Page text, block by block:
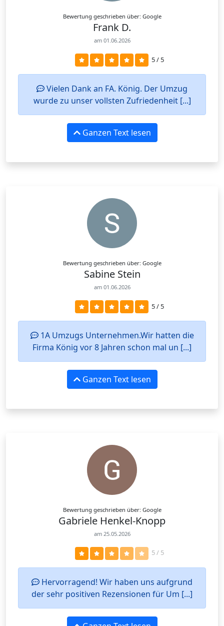
Bewertung geschrieben über: Google
Frank D.
am 01.06.2026
5 / 5
Vielen Dank an FA. König. Der Umzug
wurde zu unser vollsten Zufriedenheit [...]
Ganzen Text lesen
Bewertung geschrieben über: Google
Sabine Stein
am 01.06.2026
5 / 5
1A Umzugs Unternehmen.Wir hatten die
Firma König vor 8 Jahren schon mal un [...]
Ganzen Text lesen
Bewertung geschrieben über: Google
Gabriele Henkel-Knopp
am 25.05.2026
5 / 5
Hervorragend! Wir haben uns aufgrund
der sehr positiven Rezensionen für Um [...]